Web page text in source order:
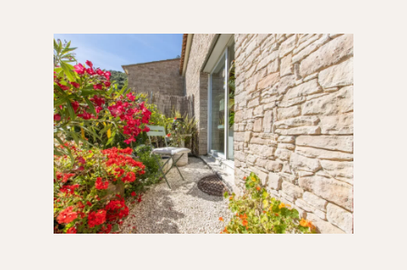
ORSOL tijdschrift
Laat je inspireren door de esthetiek en